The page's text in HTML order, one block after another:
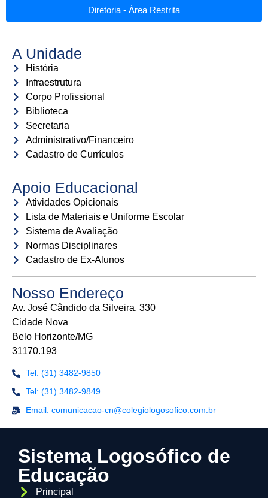
Diretoria - Área Restrita
A Unidade
História
Infraestrutura
Corpo Profissional
Biblioteca
Secretaria
Administrativo/Financeiro
Cadastro de Currículos
Apoio Educacional
Atividades Opicionais
Lista de Materiais e Uniforme Escolar
Sistema de Avaliação
Normas Disciplinares
Cadastro de Ex-Alunos
Nosso Endereço
Av. José Cândido da Silveira, 330
Cidade Nova
Belo Horizonte/MG
31170.193
Tel: (31) 3482-9850
Tel: (31) 3482-9849
Email: comunicacao-cn@colegiologosofico.com.br
Sistema Logosófico de
Educação
Principal